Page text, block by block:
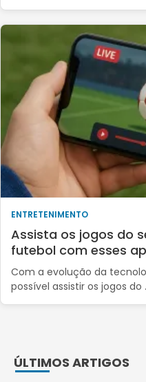
ENTRETENIMENTO
Assista os jogos do
futebol com esses
Com a evolução da
possível assistir os jogos do
ÚLTIMOS ARTIGOS